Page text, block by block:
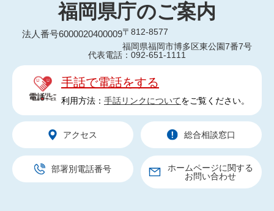
福岡県庁のご案内
法人番号6000020400009〒812-8577
福岡県福岡市博多区東公園7番7号
代表電話：092-651-1111
手話で電話をする
利用方法： 手話リンクについてをご覧ください。
アクセス 総合相談窓口
部署別電話番号
ホームページに関する
お問い合わせ